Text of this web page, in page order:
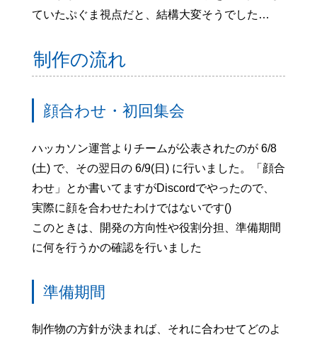
ていたぷぐま視点だと、結構大変そうでした…
制作の流れ
顔合わせ・初回集会
ハッカソン運営よりチームが公表されたのが 6/8
(土) で、その翌日の 6/9(日) に行いました。「顔合
わせ」とか書いてますがDiscordでやったので、
実際に顔を合わせたわけではないです()
このときは、開発の方向性や役割分担、準備期間
に何を行うかの確認を行いました
準備期間
制作物の方針が決まれば、それに合わせてどのよ